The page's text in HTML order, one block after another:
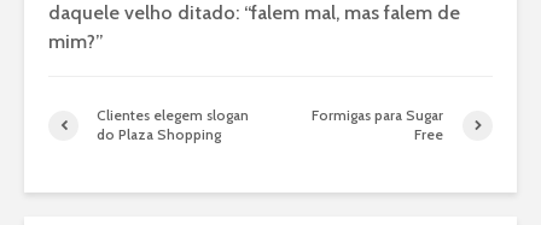
daquele velho ditado: “falem mal, mas falem de
mim?”
Clientes elegem slogan
do Plaza Shopping
Formigas para Sugar
Free